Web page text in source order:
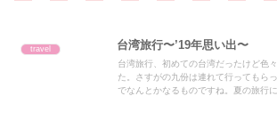
travel 台湾旅行〜’19年思い出〜
台湾旅行、初めての台湾だったけど色
た。さすがの九份は連れて行ってもら
でなんとかなるものですね。夏の旅行